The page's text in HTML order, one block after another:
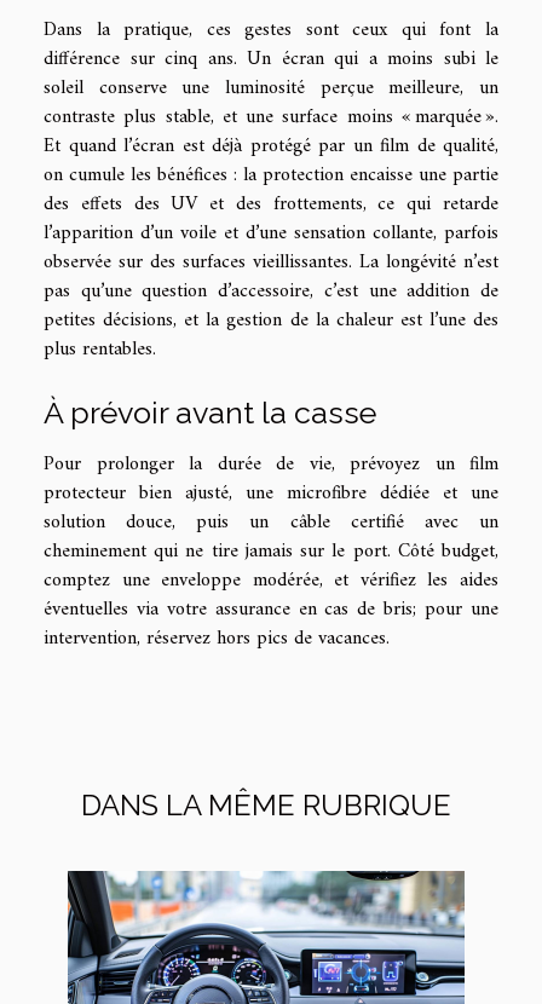
Dans la pratique, ces gestes sont ceux qui font la
différence sur cinq ans. Un écran qui a moins subi le
soleil conserve une luminosité perçue meilleure, un
contraste plus stable, et une surface moins « marquée ».
Et quand l’écran est déjà protégé par un film de qualité,
on cumule les bénéfices : la protection encaisse une partie
des effets des UV et des frottements, ce qui retarde
l’apparition d’un voile et d’une sensation collante, parfois
observée sur des surfaces vieillissantes. La longévité n’est
pas qu’une question d’accessoire, c’est une addition de
petites décisions, et la gestion de la chaleur est l’une des
plus rentables.
À prévoir avant la casse
Pour prolonger la durée de vie, prévoyez un film
protecteur bien ajusté, une microfibre dédiée et une
solution douce, puis un câble certifié avec un
cheminement qui ne tire jamais sur le port. Côté budget,
comptez une enveloppe modérée, et vérifiez les aides
éventuelles via votre assurance en cas de bris; pour une
intervention, réservez hors pics de vacances.
DANS LA MÊME RUBRIQUE